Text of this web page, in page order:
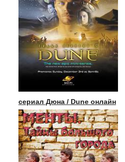
сериал Дюна / Dune онлайн